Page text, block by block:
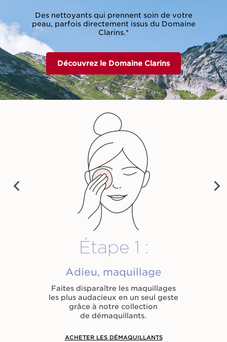
Des nettoyants qui prennent soin de votre
peau, parfois directement issus du Domaine
Clarins.*
Découvrez le Domaine Clarins
PRE
VIO
Étape 1 :
Adieu, maquillage
Faites disparaître les maquillages
les plus audacieux en un seul geste
grâce à notre collection
de démaquillants.
ACHETER LES DÉMAQUILLANTS
NEX
T